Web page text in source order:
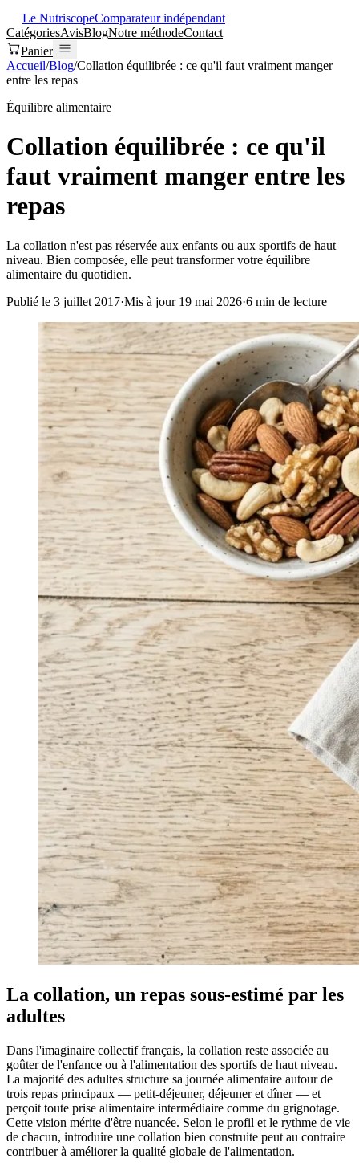
Le NutriscopeComparateur indépendant
CatégoriesAvisBlogNotre méthodeContact
Panier
Accueil/Blog/Collation équilibrée : ce qu'il faut vraiment manger
entre les repas
Équilibre alimentaire
Collation équilibrée : ce qu'il
faut vraiment manger entre les
repas
La collation n'est pas réservée aux enfants ou aux sportifs de haut
niveau. Bien composée, elle peut transformer votre équilibre
alimentaire du quotidien.
Publié le 3 juillet 2017·Mis à jour 19 mai 2026·6 min de lecture
La collation, un repas sous-estimé par les
adultes
Dans l'imaginaire collectif français, la collation reste associée au
goûter de l'enfance ou à l'alimentation des sportifs de haut niveau.
La majorité des adultes structure sa journée alimentaire autour de
trois repas principaux — petit-déjeuner, déjeuner et dîner — et
perçoit toute prise alimentaire intermédiaire comme du grignotage.
Cette vision mérite d'être nuancée. Selon le profil et le rythme de vie
de chacun, introduire une collation bien construite peut au contraire
contribuer à améliorer la qualité globale de l'alimentation.